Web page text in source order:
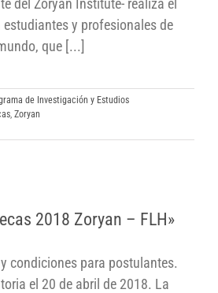
del Zoryan Institute- realiza el
estudiantes y profesionales de
que [...]
de Investigación y Estudios
, Zoryan
2018 Zoryan – FLH»
2018 Zoryan – FLH»
condiciones para postulantes.
el 20 de abril de 2018. La